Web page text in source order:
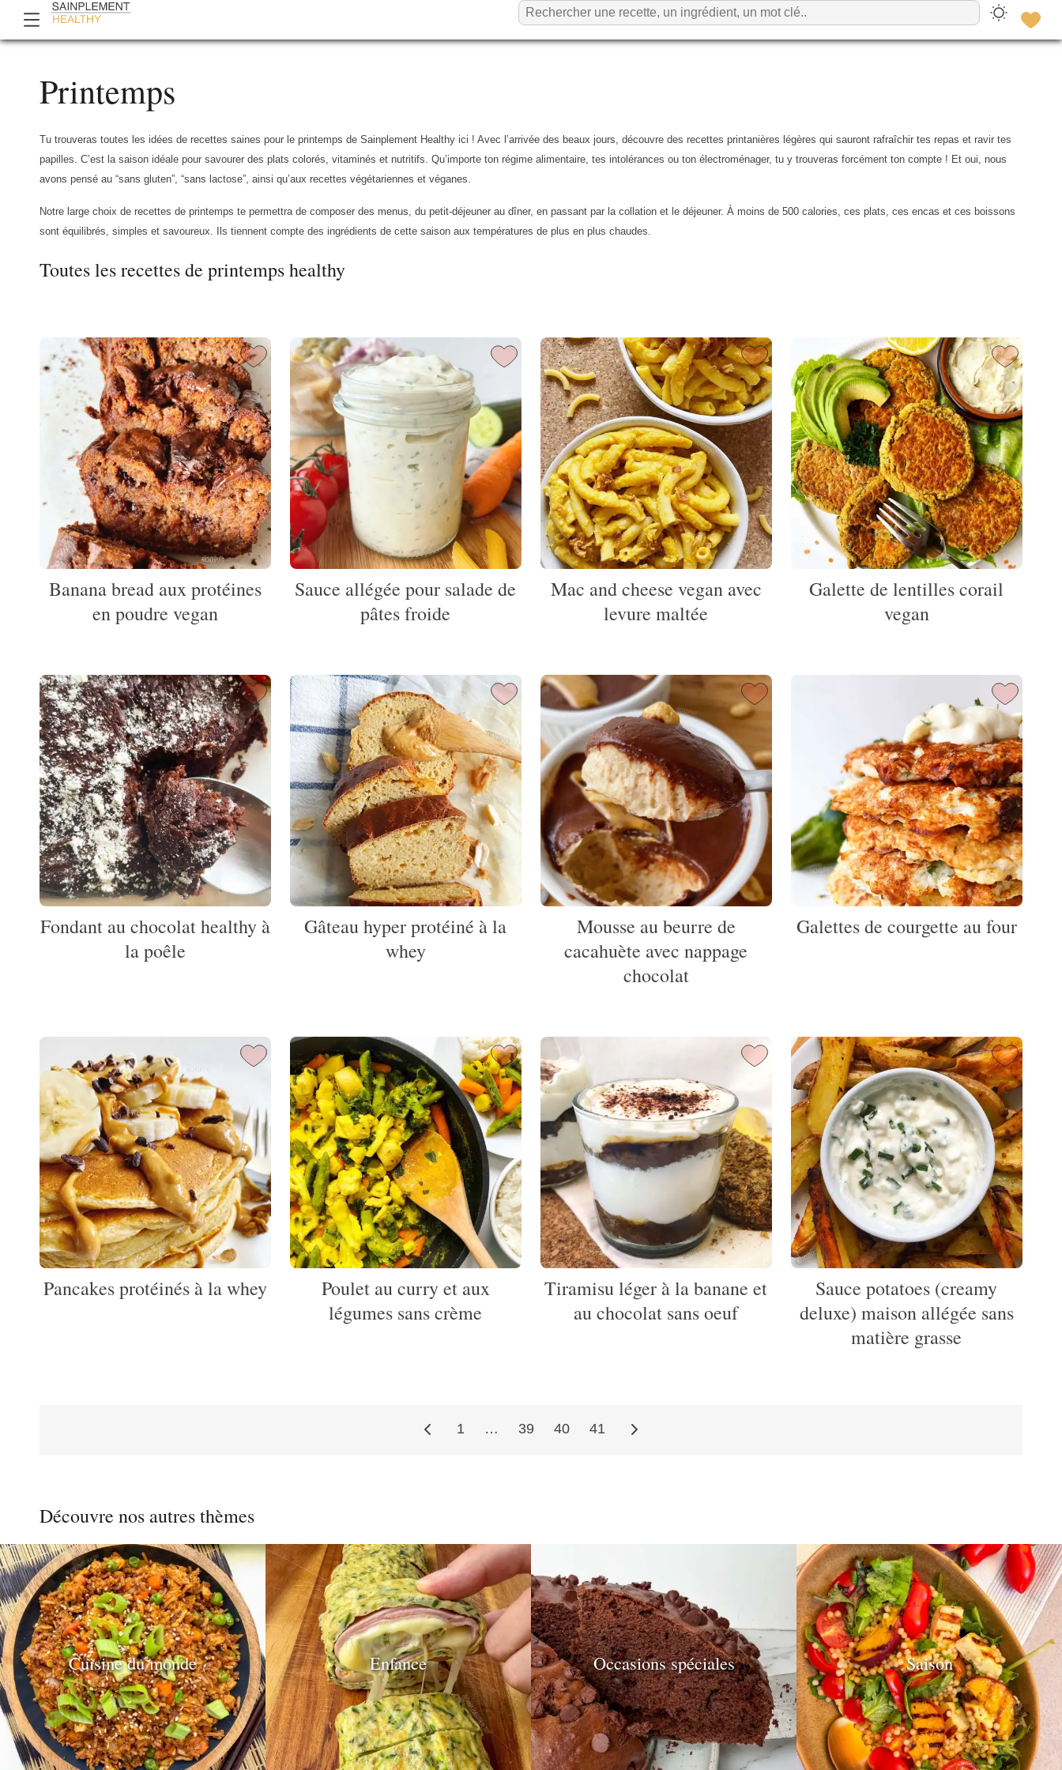
Printemps
Tu trouveras toutes les idées de recettes saines pour le printemps de Sainplement Healthy ici ! Avec l’arrivée des beaux jours, découvre des recettes printanières légères qui sauront rafraîchir tes repas et ravir tes
papilles. C’est la saison idéale pour savourer des plats colorés, vitaminés et nutritifs. Qu’importe ton régime alimentaire, tes intolérances ou ton électroménager, tu y trouveras forcément ton compte ! Et oui, nous
avons pensé au “sans gluten”, “sans lactose”, ainsi qu’aux recettes végétariennes et véganes.
Notre large choix de recettes de printemps te permettra de composer des menus, du petit-déjeuner au dîner, en passant par la collation et le déjeuner. À moins de 500 calories, ces plats, ces encas et ces boissons
sont équilibrés, simples et savoureux. Ils tiennent compte des ingrédients de cette saison aux températures de plus en plus chaudes.
Toutes les recettes de printemps healthy
Banana bread aux protéines
en poudre vegan
Sauce allégée pour salade de
pâtes froide
Mac and cheese vegan avec
levure maltée
Galette de lentilles corail
vegan
Fondant au chocolat healthy à
la poêle
Gâteau hyper protéiné à la
whey
Mousse au beurre de
cacahuète avec nappage
chocolat
Galettes de courgette au four
Pancakes protéinés à la whey
Poulet au curry et aux
légumes sans crème
Tiramisu léger à la banane et
au chocolat sans oeuf
Sauce potatoes (creamy
deluxe) maison allégée sans
matière grasse
des
publications
1 … 39 40 41
Découvre nos autres thèmes
Cuisine du monde Enfance Occasions spéciales Saison